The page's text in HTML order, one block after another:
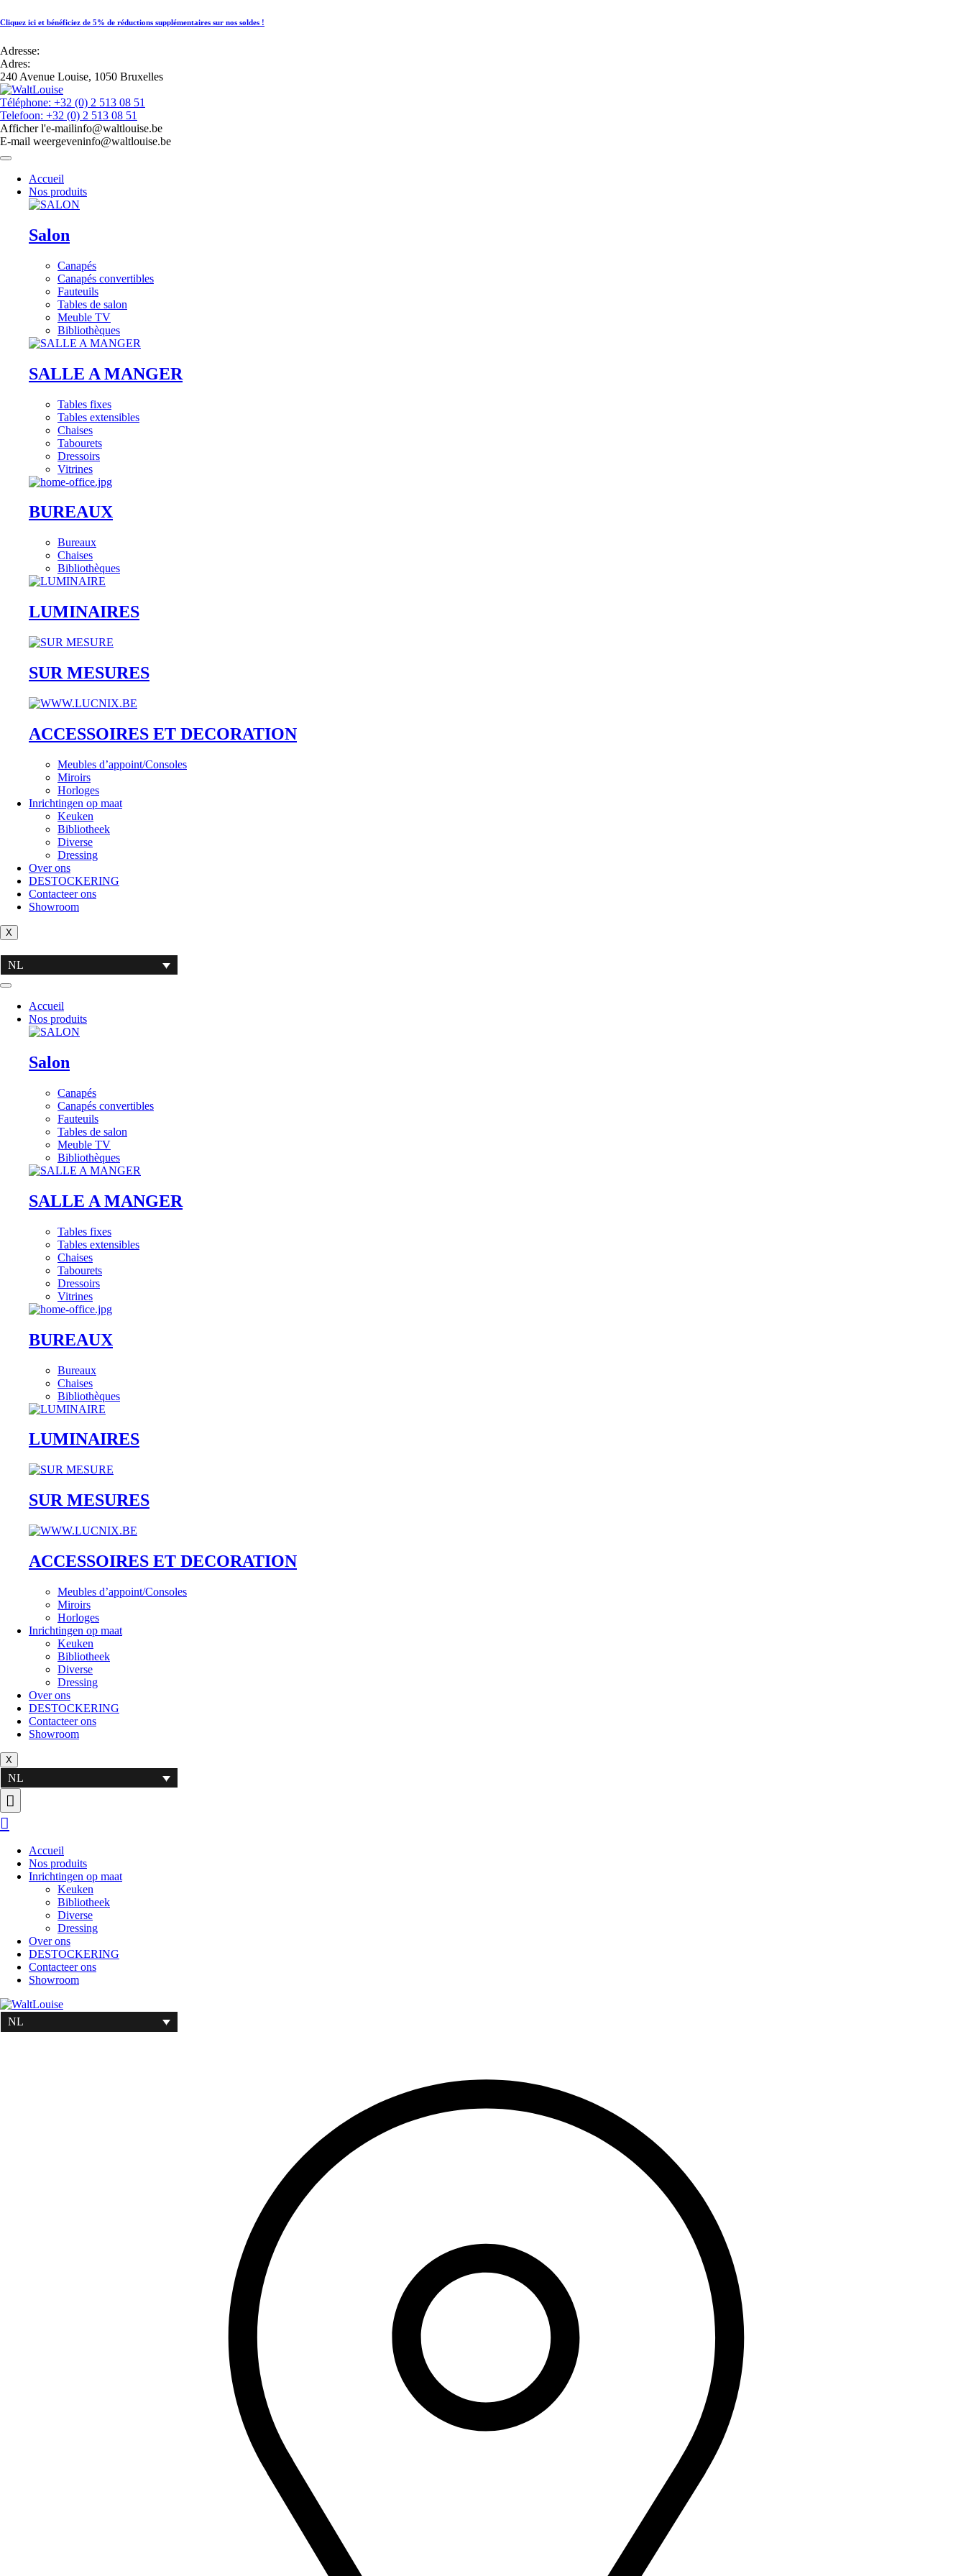
Cliquez ici et bénéficiez de 5% de réductions supplémentaires sur nos soldes !
Adresse:
Adres:
240 Avenue Louise, 1050 Bruxelles
Téléphone: +32 (0) 2 513 08 51
Telefoon: +32 (0) 2 513 08 51
Afficher l'e-mailinfo@waltlouise.be
E-mail weergeveninfo@waltlouise.be
Accueil
Nos produits
Salon
Canapés
Canapés convertibles
Fauteuils
Tables de salon
Meuble TV
Bibliothèques
SALLE A MANGER
Tables fixes
Tables extensibles
Chaises
Tabourets
Dressoirs
Vitrines
BUREAUX
Bureaux
Chaises
Bibliothèques
LUMINAIRES
SUR MESURES
ACCESSOIRES ET DECORATION
Meubles d’appoint/Consoles
Miroirs
Horloges
Inrichtingen op maat
Keuken
Bibliotheek
Diverse
Dressing
Over ons
DESTOCKERING
Contacteer ons
Showroom
X
NL
Accueil
Nos produits
Salon
Canapés
Canapés convertibles
Fauteuils
Tables de salon
Meuble TV
Bibliothèques
SALLE A MANGER
Tables fixes
Tables extensibles
Chaises
Tabourets
Dressoirs
Vitrines
BUREAUX
Bureaux
Chaises
Bibliothèques
LUMINAIRES
SUR MESURES
ACCESSOIRES ET DECORATION
Meubles d’appoint/Consoles
Miroirs
Horloges
Inrichtingen op maat
Keuken
Bibliotheek
Diverse
Dressing
Over ons
DESTOCKERING
Contacteer ons
Showroom
X
NL
Accueil
Nos produits
Inrichtingen op maat
Keuken
Bibliotheek
Diverse
Dressing
Over ons
DESTOCKERING
Contacteer ons
Showroom
NL